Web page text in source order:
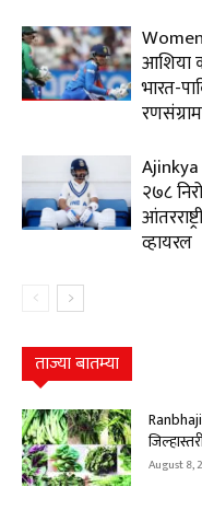
आशिया
भारत-
रणसंग्राम
२७८
व्हायरल
ताज्या बातम्या
August 8,